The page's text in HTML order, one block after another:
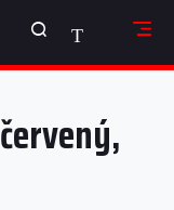
NÁKUPNÍ
KOŠÍK